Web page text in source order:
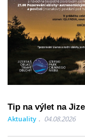
Tip na výlet na
Aktuality 04.08.2026